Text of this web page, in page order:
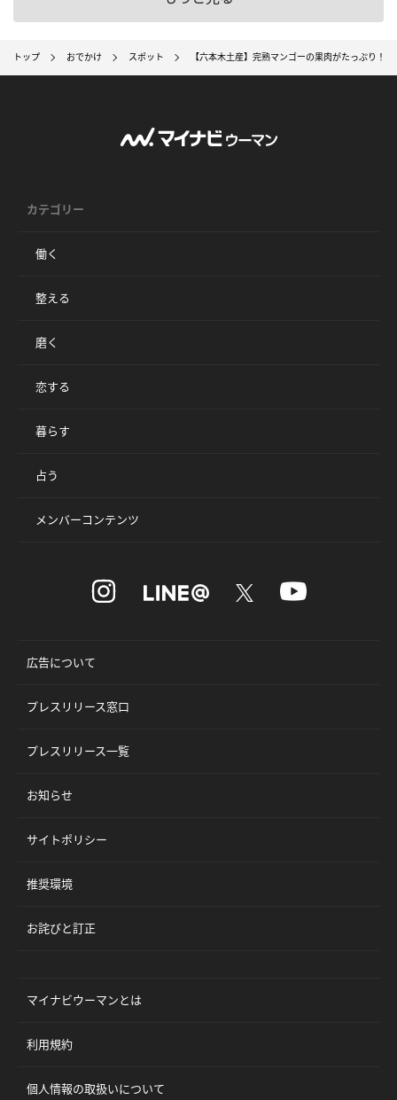
トップ おでかけ スポット 【六本木土産】完熟マンゴーの果肉がたっぷり
カテゴリー
働く
整える
磨く
恋する
暮らす
占う
メンバーコンテンツ
広告について
プレスリリース窓口
プレスリリース一覧
お知らせ
サイトポリシー
推奨環境
お詫びと訂正
マイナビウーマンとは
利用規約
個人情報の取扱いについて